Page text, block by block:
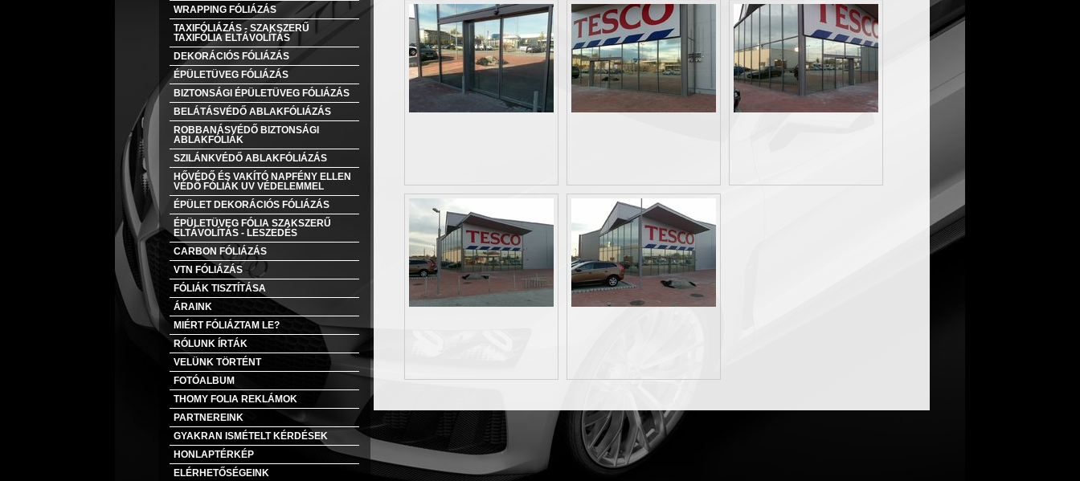
WRAPPING FÓLIÁZÁS
TAXIFÓLIÁZÁS - SZAKSZERŰ
TAXIFÓLIA ELTÁVOLÍTÁS
DEKORÁCIÓS FÓLIÁZÁS
ÉPÜLETÜVEG FÓLIÁZÁS
BIZTONSÁGI ÉPÜLETÜVEG FÓLIÁZÁS
BELÁTÁSVÉDŐ ABLAKFÓLIÁZÁS
ROBBANÁSVÉDŐ BIZTONSÁGI
ABLAKFÓLIÁK
SZILÁNKVÉDŐ ABLAKFÓLIÁZÁS
HŐVÉDŐ ÉS VAKÍTÓ NAPFÉNY ELLEN
VÉDŐ FÓLIÁK UV VÉDELEMMEL
ÉPÜLET DEKORÁCIÓS FÓLIÁZÁS
ÉPÜLETÜVEG FÓLIA SZAKSZERŰ
ELTÁVOLÍTÁS - LESZEDÉS
CARBON FÓLIÁZÁS
VTN FÓLIÁZÁS
FÓLIÁK TISZTÍTÁSA
ÁRAINK
MIÉRT FÓLIÁZTAM LE?
RÓLUNK ÍRTÁK
VELÜNK TÖRTÉNT
FOTÓALBUM
THOMY FOLIA REKLÁMOK
PARTNEREINK
GYAKRAN ISMÉTELT KÉRDÉSEK
HONLAPTÉRKÉP
ELÉRHETŐSÉGEINK